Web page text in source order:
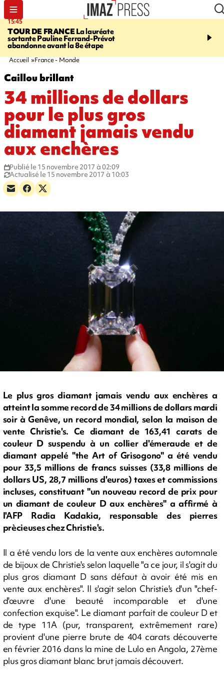
15:45
TOUR DE FRANCELa lauréate
sortante Pauline Ferrand-Prévot
abandonne avant la 8e étape
20:17
routière, concours de
Accueil France - Monde
Caillou brillant
34 millions de dollars
pour le plus gros
diamant jamais vendu
aux enchères
Publié le 15 novembre 2017 à 02:09
Actualisé le 15 novembre 2017 à 10:03
Le plus gros diamant jamais vendu aux enchères a
atteint la somme record de 34 millions de dollars mardi
soir à Genêve, un record mondial, selon la maison de
vente Christie's. Ce diamant de 163,41 carats de
couleur D suspendu à un collier d'émeraude et de
diamant appelé "the Art of Grisogono" a été vendu
pour 33,5 millions de francs suisses (33,8 millions de
dollars US, 28,7 millions d'euros) taxes et commissions
incluses, constituant "un nouveau record de prix pour
un diamant de couleur D aux enchères" a affirmé à
l'AFP Radia Kadakia, responsable des pierres
prècieuses chez Christie's.
Il a été vendu lors de la vente aux enchères automnale
de bijoux de Christie's selon laquelle "a ce jour, il s'agit du
plus gros diamant D sans défaut à avoir été mis en
vente aux enchères". Il s'agit selon Christie's d'un "chef-
d'œuvre d'une beauté incomparable et d'une
confection exquise". Le diamant parfait de couleur D et
de type 11A (pur, transparent, extrêmement rare)
provient d'une pierre brute de 404 carats découverte
en février 2016 dans la mine de Lulo en Angola, 27ème
plus gros diamant blanc brut jamais découvert.